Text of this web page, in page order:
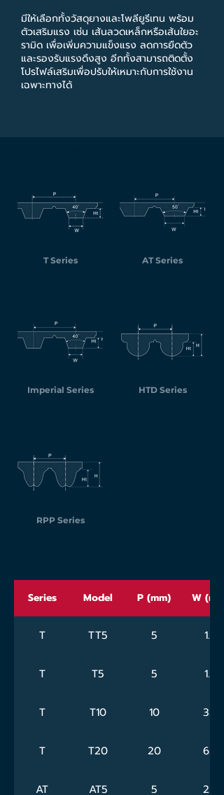
มีให้เลือกทั้งวัสดุยางและโพลียูรีเทน พร้อม
ตัวเสริมแรง เช่น เส้นลวดเหล็กหรือเส้นใยอะ
รามิด เพื่อเพิ่มความแข็งแรง ลดการยืดตัว
และรองรับแรงดึงสูง อีกทั้งสามารถติดตั้ง
โปรไฟล์เสริมเพื่อปรับให้เหมาะกับการใช้งาน
เฉพาะทางได้
T Series AT Series
Imperial Series HTD Series
RPP Series
Series Model P (mm) W (mm)
T TT5 5 1.8
T T5 5 1.8
T T10 10 3.5
T T20 20 6.5
AT AT5 5 2.5